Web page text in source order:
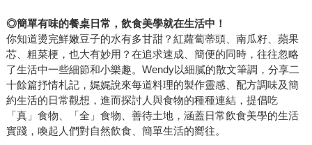
方式都是為了健康而生，但是否適合每一個人、怎樣吃最正
確，還是建議在實行前，可以先參考專業醫生和大廚們的研
究和剖析優劣，為身體找到正確之道，不要被一知半解的資
訊牽著鼻子走。推薦可以找來以下書籍來讀讀： -《高醣、低
醣、生酮，怎麼吃才適合我？陳俊旭的終極實踐》 -《根治飲
食帶你遠離慢性病》 -《廚房裡的偽科學》 ◆夏天快過了，
你還沒瘦下來 【夏日瘦身展】找到最適合你的瘦瘦方程式
◎簡單有味的餐桌日常，飲食美學就在生活中！
你知道燙完鮮嫩豆子的水有多甘甜？紅蘿蔔蒂頭、南瓜籽、蘋果
芯、粗菜梗，也大有妙用？在追求速成、簡便的同時，往往忽略
了生活中一些細節和小樂趣。Wendy以細膩的散文筆調，分享二
十餘篇抒情札記，娓娓說來每道料理的製作靈感、配方調味及簡
約生活的日常觀想，進而探討人與食物的種種連結，提倡吃
「真」食物、「全」食物、善待土地，涵蓋日常飲食美學的生活
實踐，喚起人們對自然飲食、簡單生活的嚮往。